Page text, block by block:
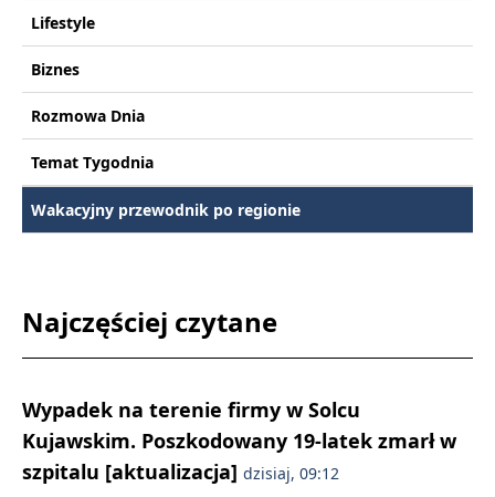
Lifestyle
Biznes
Rozmowa Dnia
Temat Tygodnia
Wakacyjny przewodnik po regionie
Najczęściej czytane
Wypadek na terenie firmy w Solcu
Kujawskim. Poszkodowany 19-latek zmarł w
szpitalu [aktualizacja] dzisiaj, 09:12